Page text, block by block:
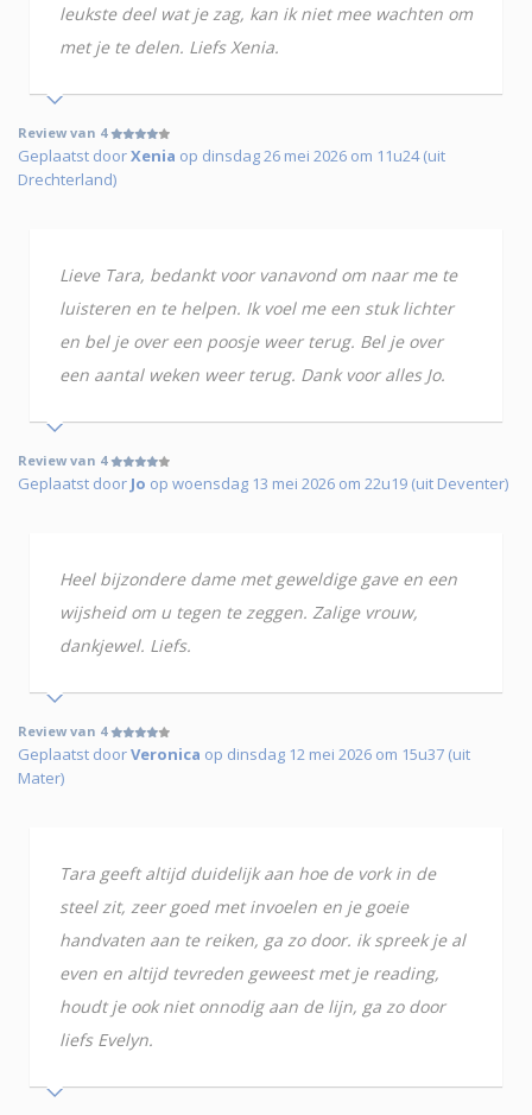
leukste deel wat je zag, kan ik niet mee wachten om
met je te delen. Liefs Xenia.
Review van 4
Geplaatst doorXenia op dinsdag 26 mei 2026 om 11u24 (uit
Drechterland)
Lieve Tara, bedankt voor vanavond om naar me te
luisteren en te helpen. Ik voel me een stuk lichter
en bel je over een poosje weer terug. Bel je over
een aantal weken weer terug. Dank voor alles Jo.
Review van 4
Geplaatst door Jo op woensdag 13 mei 2026 om 22u19 (uit Deventer)
Heel bijzondere dame met geweldige gave en een
wijsheid om u tegen te zeggen. Zalige vrouw,
dankjewel. Liefs.
Review van 4
Geplaatst doorVeronica op dinsdag 12 mei 2026 om 15u37 (uit
Mater)
Tara geeft altijd duidelijk aan hoe de vork in de
steel zit, zeer goed met invoelen en je goeie
handvaten aan te reiken, ga zo door. ik spreek je al
even en altijd tevreden geweest met je reading,
houdt je ook niet onnodig aan de lijn, ga zo door
liefs Evelyn.